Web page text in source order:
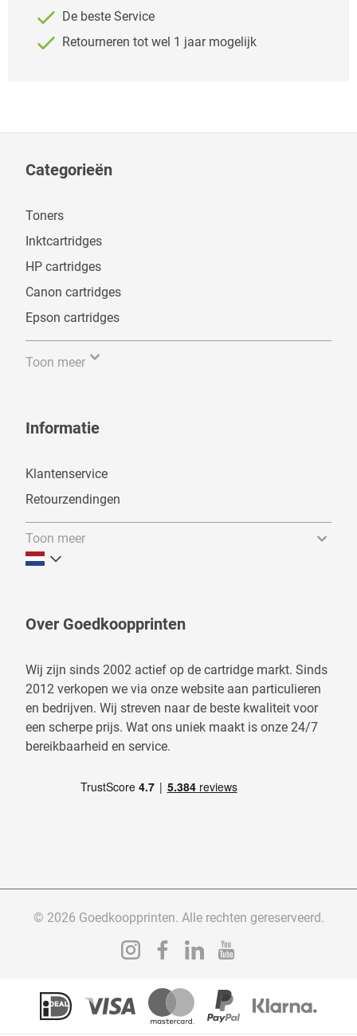
De beste Service
Retourneren tot wel 1 jaar mogelijk
Categorieën
Toners
Inktcartridges
HP cartridges
Canon cartridges
Epson cartridges
Toon meer
Informatie
Klantenservice
Retourzendingen
Toon meer
Over Goedkoopprinten
Wij zijn sinds 2002 actief op de cartridge markt. Sinds
2012 verkopen we via onze website aan particulieren
en bedrijven. Wij streven naar de beste kwaliteit voor
een scherpe prijs. Wat ons uniek maakt is onze 24/7
bereikbaarheid en service.
© 2026 Goedkoopprinten. Alle rechten gereserveerd.